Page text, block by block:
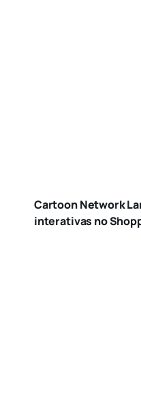
Cartoon Network
interativas no